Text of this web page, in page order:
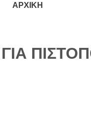
ΓΙΑ
ΑΡΧΙΚΗ